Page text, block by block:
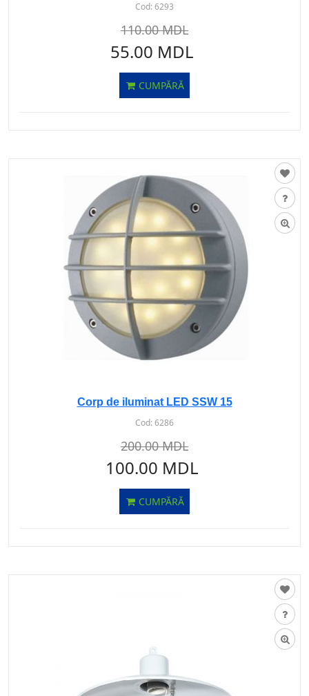
Cod:6293
110.00 MDL
55.00 MDL
CUMPĂRĂ
Corp de iluminat LED SSW 15
Cod:6286
200.00 MDL
100.00 MDL
CUMPĂRĂ